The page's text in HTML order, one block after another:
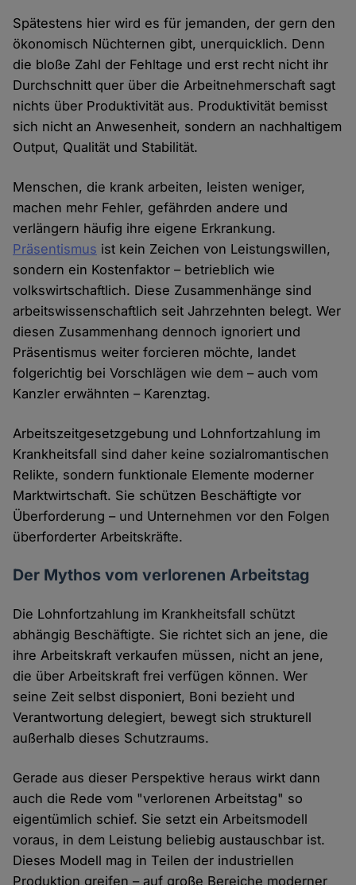
Spätestens hier wird es für jemanden, der gern den
ökonomisch Nüchternen gibt, unerquicklich. Denn
die bloße Zahl der Fehltage und erst recht nicht ihr
Durchschnitt quer über die Arbeitnehmerschaft sagt
nichts über Produktivität aus. Produktivität bemisst
sich nicht an Anwesenheit, sondern an nachhaltigem
Output, Qualität und Stabilität.
Menschen, die krank arbeiten, leisten weniger,
machen mehr Fehler, gefährden andere und
verlängern häufig ihre eigene Erkrankung.
Präsentismus ist kein Zeichen von Leistungswillen,
sondern ein Kostenfaktor – betrieblich wie
volkswirtschaftlich. Diese Zusammenhänge sind
arbeitswissenschaftlich seit Jahrzehnten belegt. Wer
diesen Zusammenhang dennoch ignoriert und
Präsentismus weiter forcieren möchte, landet
folgerichtig bei Vorschlägen wie dem – auch vom
Kanzler erwähnten – Karenztag.
Arbeitszeitgesetzgebung und Lohnfortzahlung im
Krankheitsfall sind daher keine sozialromantischen
Relikte, sondern funktionale Elemente moderner
Marktwirtschaft. Sie schützen Beschäftigte vor
Überforderung – und Unternehmen vor den Folgen
überforderter Arbeitskräfte.
Der Mythos vom verlorenen Arbeitstag
Die Lohnfortzahlung im Krankheitsfall schützt
abhängig Beschäftigte. Sie richtet sich an jene, die
ihre Arbeitskraft verkaufen müssen, nicht an jene,
die über Arbeitskraft frei verfügen können. Wer
seine Zeit selbst disponiert, Boni bezieht und
Verantwortung delegiert, bewegt sich strukturell
außerhalb dieses Schutzraums.
Gerade aus dieser Perspektive heraus wirkt dann
auch die Rede vom "verlorenen Arbeitstag" so
eigentümlich schief. Sie setzt ein Arbeitsmodell
voraus, in dem Leistung beliebig austauschbar ist.
Dieses Modell mag in Teilen der industriellen
Produktion greifen – auf große Bereiche moderner